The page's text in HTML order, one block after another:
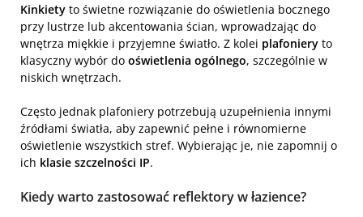
Kinkiety to świetne rozwiązanie do oświetlenia bocznego
przy lustrze lub akcentowania ścian, wprowadzając do
wnętrza miękkie i przyjemne światło. Z kolei plafoniery to
klasyczny wybór do oświetlenia ogólnego, szczególnie w
niskich wnętrzach.
Często jednak plafoniery potrzebują uzupełnienia innymi
źródłami światła, aby zapewnić pełne i równomierne
oświetlenie wszystkich stref. Wybierając je, nie zapomnij o
ich klasie szczelności IP.
Kiedy warto zastosować reflektory w łazience?